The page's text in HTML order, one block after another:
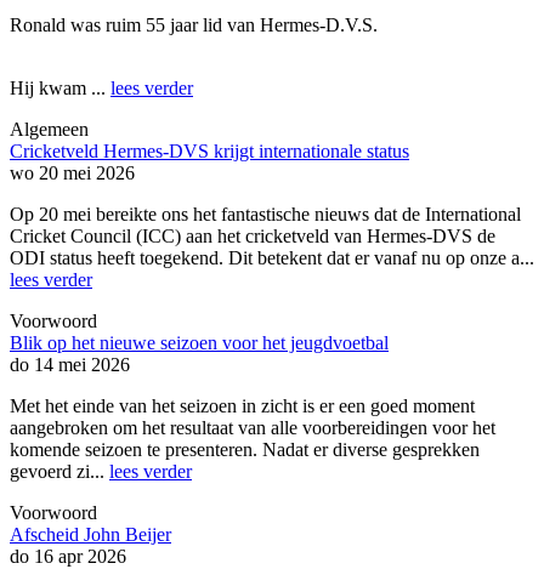
Ronald was ruim 55 jaar lid van Hermes-D.V.S.
Hij kwam ... lees verder
Algemeen
Cricketveld Hermes-DVS krijgt internationale status
wo 20 mei 2026
Op 20 mei bereikte ons het fantastische nieuws dat de International
Cricket Council (ICC) aan het cricketveld van Hermes-DVS de
ODI status heeft toegekend. Dit betekent dat er vanaf nu op onze a...
lees verder
Voorwoord
Blik op het nieuwe seizoen voor het jeugdvoetbal
do 14 mei 2026
Met het einde van het seizoen in zicht is er een goed moment
aangebroken om het resultaat van alle voorbereidingen voor het
komende seizoen te presenteren. Nadat er diverse gesprekken
gevoerd zi... lees verder
Voorwoord
Afscheid John Beijer
do 16 apr 2026